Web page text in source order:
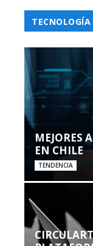
TECNOLOGÍA
MEJORES
EN CHILE
TENDENCIA